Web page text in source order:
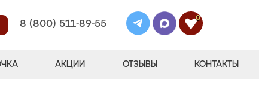
8 (800) 511-89-55
0
АКЦИИ ОТЗЫВЫ КОНТАКТЫ